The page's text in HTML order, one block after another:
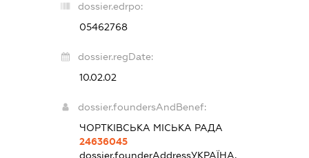
dossier.edrpo:
05462768
dossier.regDate:
10.02.02
dossier.foundersAndBenef:
ЧОРТКІВСЬКА МІСЬКА РАДА
24636045
dossier.founderAddressУКРАЇНА,